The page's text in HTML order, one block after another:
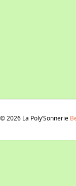
© 2026 La Poly‘Sonnerie